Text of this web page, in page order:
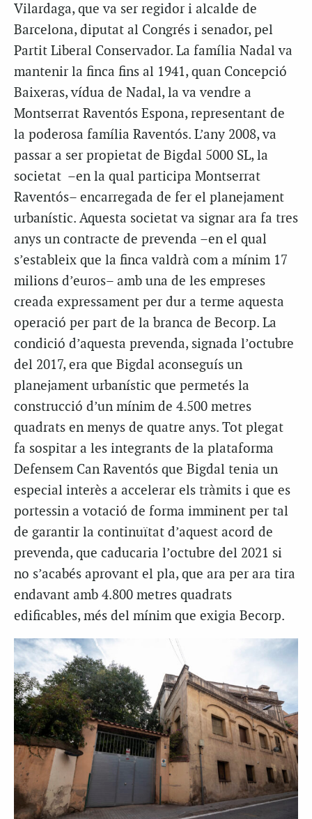
Vilardaga, que va ser regidor i alcalde de
Barcelona, diputat al Congrés i senador, pel
Partit Liberal Conservador. La família Nadal va
mantenir la finca fins al 1941, quan Concepció
Baixeras, vídua de Nadal, la va vendre a
Montserrat Raventós Espona, representant de
la poderosa família Raventós. L’any 2008, va
passar a ser propietat de Bigdal 5000 SL, la
societat –en la qual participa Montserrat
Raventós– encarregada de fer el planejament
urbanístic. Aquesta societat va signar ara fa tres
anys un contracte de prevenda –en el qual
s’estableix que la finca valdrà com a mínim 17
milions d’euros– amb una de les empreses
creada expressament per dur a terme aquesta
operació per part de la branca de Becorp. La
condició d’aquesta prevenda, signada l’octubre
del 2017, era que Bigdal aconseguís un
planejament urbanístic que permetés la
construcció d’un mínim de 4.500 metres
quadrats en menys de quatre anys. Tot plegat
fa sospitar a les integrants de la plataforma
Defensem Can Raventós que Bigdal tenia un
especial interès a accelerar els tràmits i que es
portessin a votació de forma imminent per tal
de garantir la continuïtat d’aquest acord de
prevenda, que caducaria l’octubre del 2021 si
no s’acabés aprovant el pla, que ara per ara tira
endavant amb 4.800 metres quadrats
edificables, més del mínim que exigia Becorp.